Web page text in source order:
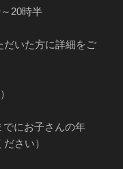
20時半
いた方に詳細をご
にお子さんの年
さい）